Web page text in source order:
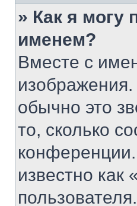
» Как я могу
именем?
Вместе с
обычно это
то, сколько
известно как